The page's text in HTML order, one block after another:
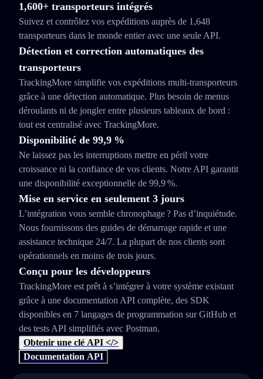
1,600+ transporteurs intégrés
Suivez et contrôlez vos expéditions auprès de 1,648
transporteurs dans le monde entier avec une seule API.
Détection et correction automatiques des
transporteurs
TrackingMore simplifie vos expéditions multi‑transporteurs
grâce à une détection automatique. Plus besoin de menus
déroulants ni de jongler entre plusieurs tableaux de bord :
tout est centralisé avec TrackingMore.
Disponibilité de 99,9 %
Ne laissez pas les interruptions mettre en péril votre
croissance ni la confiance de vos clients. Notre API garantit
une disponibilité exceptionnelle de 99,9 %.
Mise en service en seulement 3 jours
L’intégration vous semble chronophage ? Pas d’inquiétude.
Nous fournissons des guides de démarrage rapide et une
assistance technique 24/7. La plupart de nos clients sont
opérationnels en moins de trois jours.
Conçu pour les développeurs
TrackingMore est prêt à s’intégrer à votre système existant
grâce à une documentation API complète, des SDK
disponibles en 7 langages de programmation sur GitHub et
des tests API simplifiés avec Postman.
Obtenir une clé API </>
Documentation API